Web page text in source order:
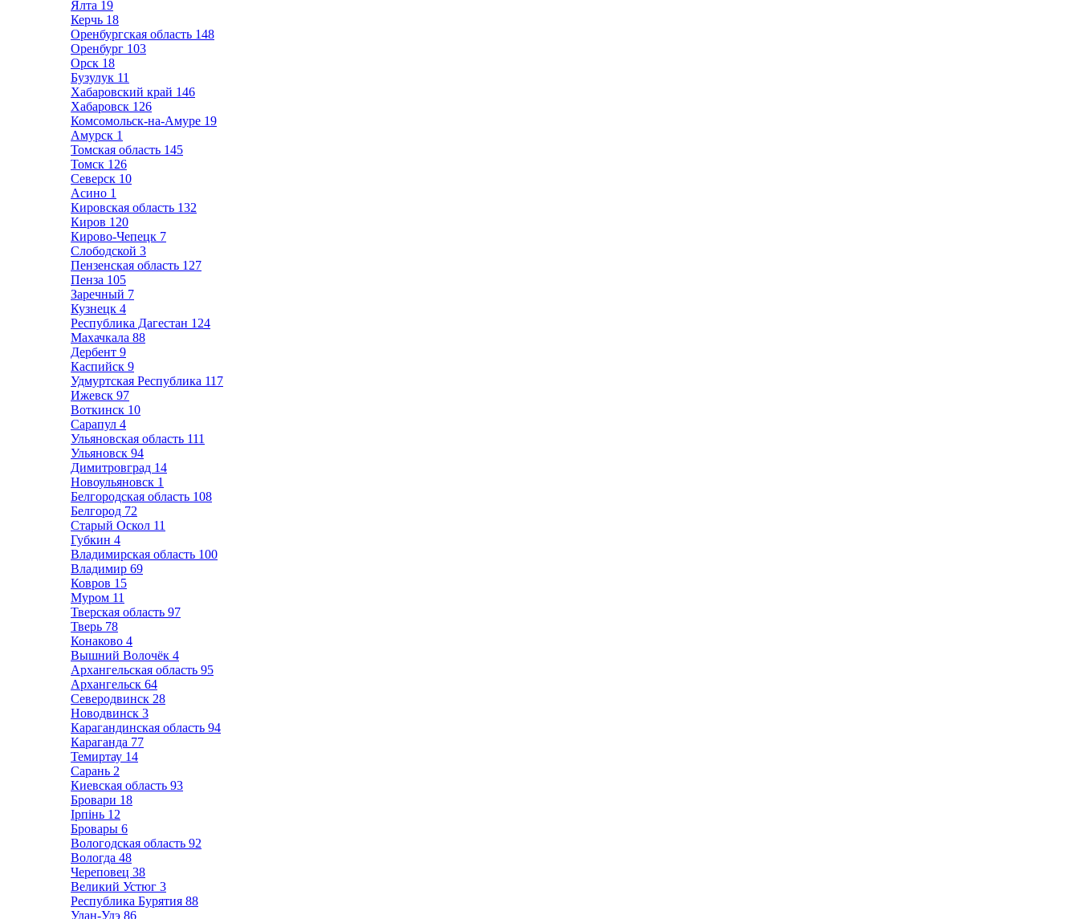
Ялта 19
Керчь 18
Оренбургская область 148
Оренбург 103
Орск 18
Бузулук 11
Хабаровский край 146
Хабаровск 126
Комсомольск-на-Амуре 19
Амурск 1
Томская область 145
Томск 126
Северск 10
Асино 1
Кировская область 132
Киров 120
Кирово-Чепецк 7
Слободской 3
Пензенская область 127
Пенза 105
Заречный 7
Кузнецк 4
Республика Дагестан 124
Махачкала 88
Дербент 9
Каспийск 9
Удмуртская Республика 117
Ижевск 97
Воткинск 10
Сарапул 4
Ульяновская область 111
Ульяновск 94
Димитровград 14
Новоульяновск 1
Белгородская область 108
Белгород 72
Старый Оскол 11
Губкин 4
Владимирская область 100
Владимир 69
Ковров 15
Муром 11
Тверская область 97
Тверь 78
Конаково 4
Вышний Волочёк 4
Архангельская область 95
Архангельск 64
Северодвинск 28
Новодвинск 3
Карагандинская область 94
Караганда 77
Темиртау 14
Сарань 2
Киевская область 93
Бровари 18
Ірпінь 12
Бровары 6
Вологодская область 92
Вологда 48
Череповец 38
Великий Устюг 3
Республика Бурятия 88
Улан-Удэ 86